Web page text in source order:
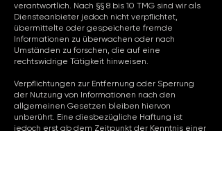
verantwortlich. Nach §§ 8 bis 10 TMG sind wir als
Diensteanbieter jedoch nicht verpflichtet,
übermittelte oder gespeicherte fremde
Informationen zu überwachen oder nach
Umständen zu forschen, die auf eine
rechtswidrige Tätigkeit hinweisen.
Verpflichtungen zur Entfernung oder Sperrung
der Nutzung von Informationen nach den
allgemeinen Gesetzen bleiben hiervon
unberührt. Eine diesbezügliche Haftung ist
jedoch erst ab dem Zeitpunkt der Kenntnis einer